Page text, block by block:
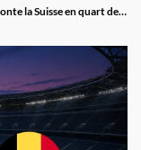
la Suisse en quart de